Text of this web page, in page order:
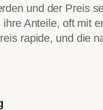
und der Preis
Anteile, oft mit
rapide, und die